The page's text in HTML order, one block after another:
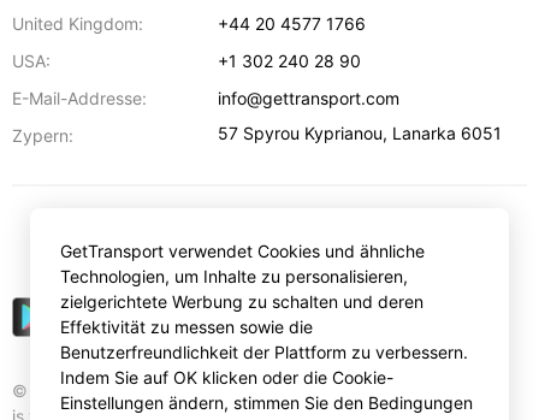
United Kingdom:
+44 20 4577 1766
USA:
+1 302 240 28 90
E-Mail-Addresse:
info@gettransport.com
Zypern:
57 Spyrou Kyprianou, Lanarka 6051
© Gettransport International Limited. GetTransport®
is trademark of Gettransport International Limited.
EURGetTransport verwendet Cookies und ähnliche
Technologien, um Inhalte zu personalisieren,
zielgerichtete Werbung zu schalten und deren
Effektivität zu messen sowie die
Benutzerfreundlichkeit der Plattform zu verbessern.
Indem Sie auf OK klicken oder die Cookie-
Einstellungen ändern, stimmen Sie den Bedingungen